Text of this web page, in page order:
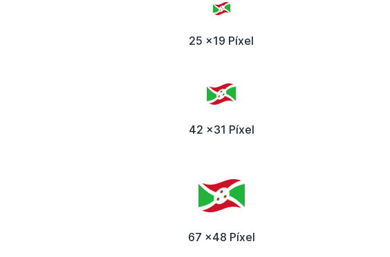
25 x19 Píxel
42 x31 Píxel
67 x48 Píxel